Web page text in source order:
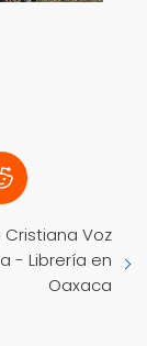
Cristiana Voz
- Librería en
Oaxaca